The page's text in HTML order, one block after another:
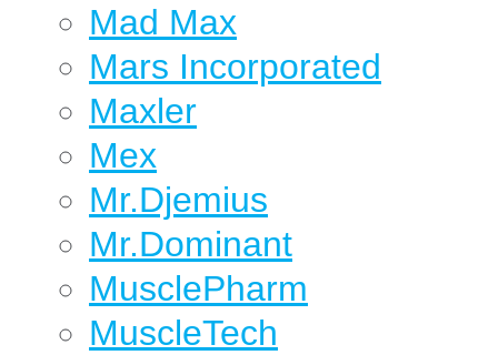
Mad Max
Mars Incorporated
Maxler
Mex
Mr.Djemius
Mr.Dominant
MusclePharm
MuscleTech